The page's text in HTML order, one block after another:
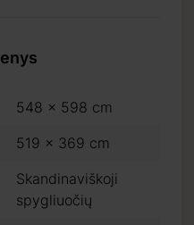
548 x 598 cm
519 x 369 cm
Skandinaviškoji
spygliuočių